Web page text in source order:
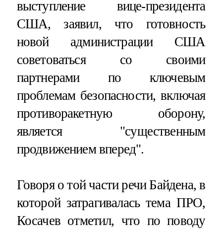
выступление вице-президента
США, заявил, что готовность
новой администрации США
советоваться со своими
партнерами по ключевым
проблемам безопасности, включая
противоракетную оборону,
является "существенным
продвижением вперед".
Говоря о той части речи Байдена, в
которой затрагивалась тема ПРО,
Косачев отметил, что по поводу